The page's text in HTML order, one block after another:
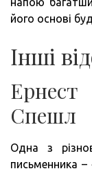
його основі
Інші
Ернест
Спешл
Одна з
письменника –